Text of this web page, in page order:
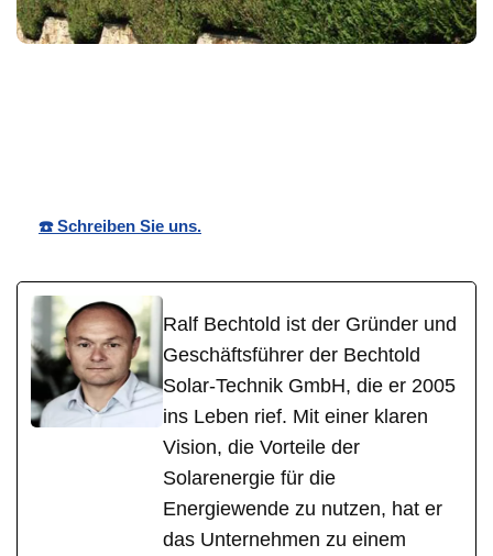
☎️ Schreiben Sie uns.
Ralf Bechtold ist der Gründer und
Geschäftsführer der Bechtold
Solar-Technik GmbH, die er 2005
ins Leben rief. Mit einer klaren
Vision, die Vorteile der
Solarenergie für die
Energiewende zu nutzen, hat er
das Unternehmen zu einem